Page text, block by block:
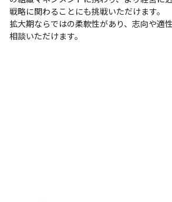
戦略に関わることにも挑戦いただけます。
拡大期ならではの柔軟性があり、志向や適
相談いただけます。